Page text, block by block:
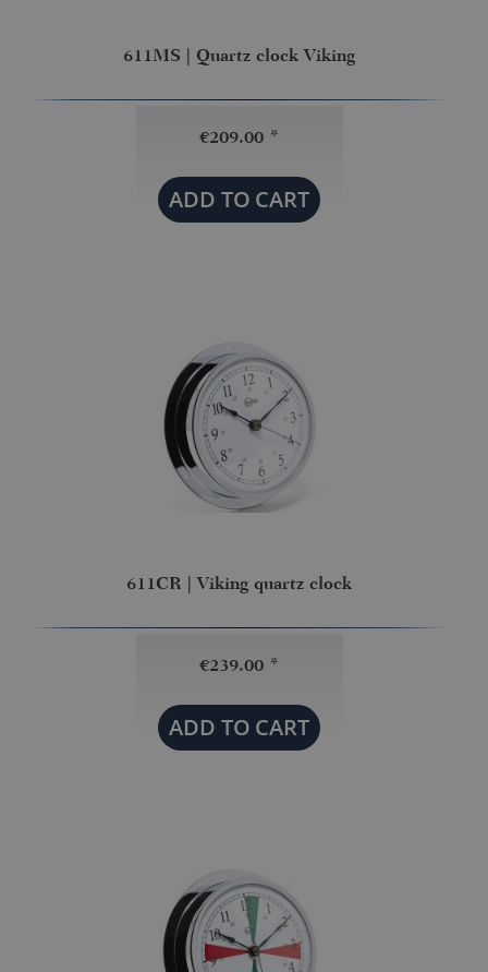
611MS | Quartz clock Viking
€209.00 *
ADD TO CART
611CR | Viking quartz clock
€239.00 *
ADD TO CART